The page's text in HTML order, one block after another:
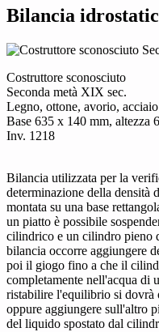
Bilancia
Costruttore sconosciuto
Seconda metà XIX sec.
Legno, ottone, avorio, acciaio
Base 635 x 140 mm, altezza
Inv. 1218
Bilancia utilizzata per la
determinazione della densità
montata su una base
un piatto è possibile
cilindrico e un cilindro pieno
bilancia occorre aggiungere
poi il giogo fino a che il
completamente nell'acqua di
ristabilire l'equilibrio si dovrà
oppure aggiungere sull'altro
del liquido spostato dal